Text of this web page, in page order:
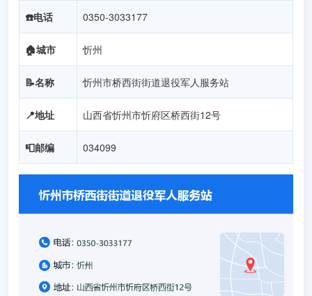
☎️电话 0350-3033177
🏠️城市 忻州
📝名称 忻州市桥西街街道退役军人服务站
📍地址 山西省忻州市忻府区桥西街12号
📮邮编 034099